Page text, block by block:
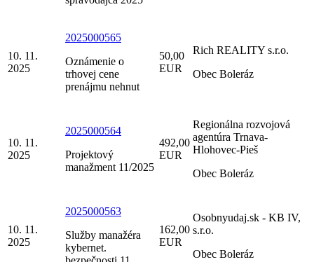
10. 11.
2025
2025000565
Oznámenie o
trhovej cene
prenájmu nehnut
50,00
EUR
Rich REALITY s.r.o.
Obec Boleráz
10. 11.
2025
2025000564
Projektový
manažment 11/2025
492,00
EUR
Regionálna rozvojová
agentúra Trnava-
Hlohovec-Pieš
Obec Boleráz
10. 11.
2025
2025000563
Služby manažéra
kybernet.
162,00
EUR
Osobnyudaj.sk - KB IV,
s.r.o.
Obec Boleráz